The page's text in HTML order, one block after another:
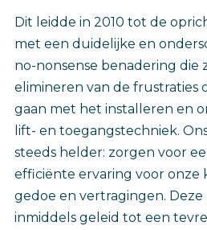
Dit leidde in 2010 tot de
met een duidelijke en
no-nonsense benadering die
elimineren van de frustraties
gaan met het installeren en
lift- en toegangstechniek.
steeds helder: zorgen voor
efficiënte ervaring voor onze
gedoe en vertragingen.
inmiddels geleid tot een